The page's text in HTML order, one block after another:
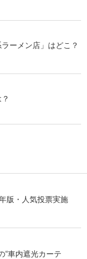
ーメン店」はどこ？
版・人気投票実施
“車内遮光カーテ